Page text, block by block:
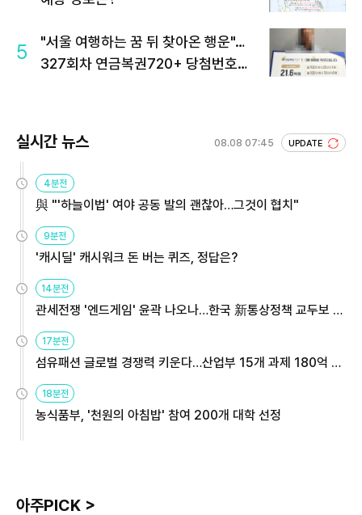
5
"서울 여행하는 꿈 뒤 찾아온 행운"…
327회차 연금복권720+ 당첨번호조
실시간 뉴스 08.08 07:45 UPDATE
4분전
與 "'하늘이법' 여야 공동 발의 괜찮아…그것이 협치"
9분전
'캐시딜' 캐시워크 돈 버는 퀴즈, 정답은?
14분전
관세전쟁 '엔드게임' 윤곽 나오나…한국 新통상정책 교두보 활
17분전
섬유패션 글로벌 경쟁력 키운다…산업부 15개 과제 180억 지
18분전
농식품부, '천원의 아침밥' 참여 200개 대학 선정
아주PICK >